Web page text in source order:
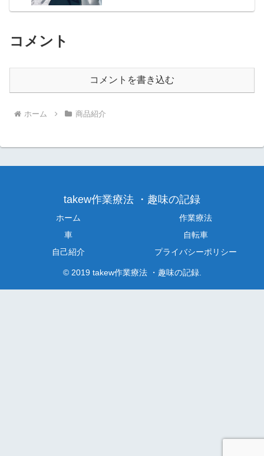
コメント
コメントを書き込む
ホーム 商品紹介
takew作業療法 ・趣味の記録
ホーム
作業療法
車
自転車
自己紹介
プライバシーポリシー
© 2019 takew作業療法 ・趣味の記録.